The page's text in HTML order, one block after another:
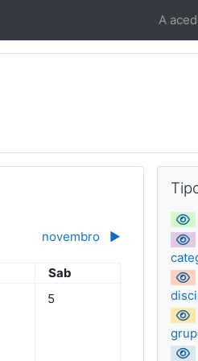
A
novembro ▶︎
Sábado
Sab
3 de outubro
sexta-feira, 4 de outubro
Sem eventos, sábado, 5 de
5